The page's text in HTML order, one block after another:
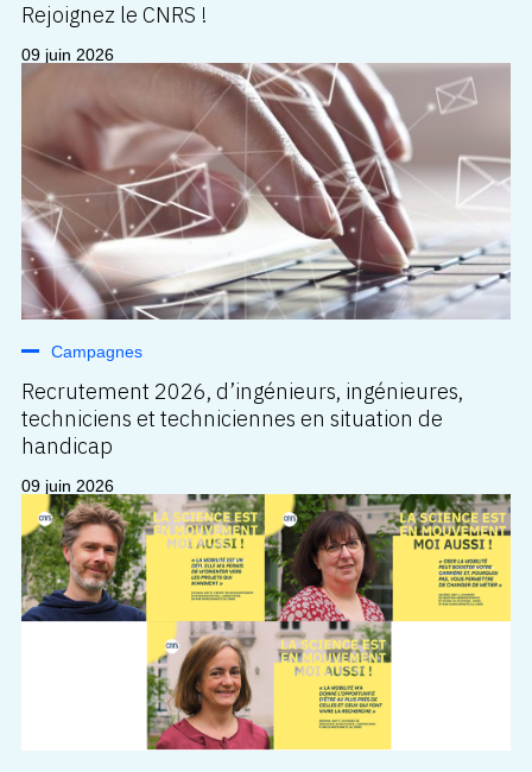
Rejoignez le CNRS !
09 juin 2026
Campagnes
Recrutement 2026, d’ingénieurs, ingénieures,
techniciens et techniciennes en situation de
handicap
09 juin 2026